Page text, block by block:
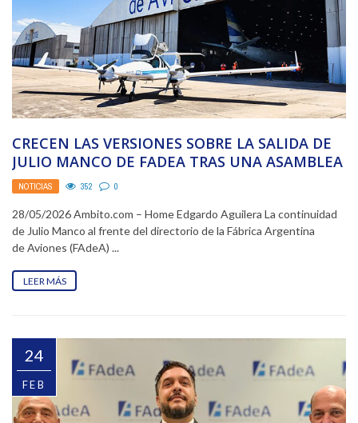
CRECEN LAS VERSIONES SOBRE LA SALIDA DE
JULIO MANCO DE FADEA TRAS UNA ASAMBLEA
SIN DEFINICIONES
NOTICIAS 352 0
28/05/2026 Ambito.com – Home Edgardo Aguilera La continuidad
de Julio Manco al frente del directorio de la Fábrica Argentina
de Aviones (FAdeA) ...
LEER MÁS
24
FEB